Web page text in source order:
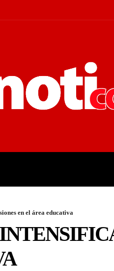
en el área educativa